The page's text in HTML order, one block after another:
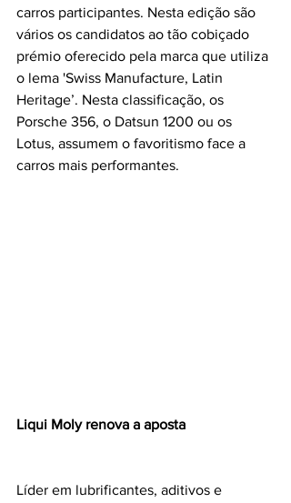
carros participantes. Nesta edição são
vários os candidatos ao tão cobiçado
prémio oferecido pela marca que utiliza
o lema 'Swiss Manufacture, Latin
Heritage’. Nesta classificação, os
Porsche 356, o Datsun 1200 ou os
Lotus, assumem o favoritismo face a
carros mais performantes.
Liqui Moly renova a aposta
Líder em lubrificantes, aditivos e